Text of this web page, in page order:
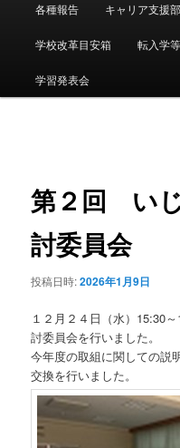
イ
ン
ン
ツ
へ
移
動
各種報告 キャリア支援
学校改革目安箱 転入学
学習発表会
第２回 い
討委員会
投稿日時:2026年1月9日
１２月２４日（水）15:30
討委員会を行いました。
今年度の取組に関しての説
交換を行いました。